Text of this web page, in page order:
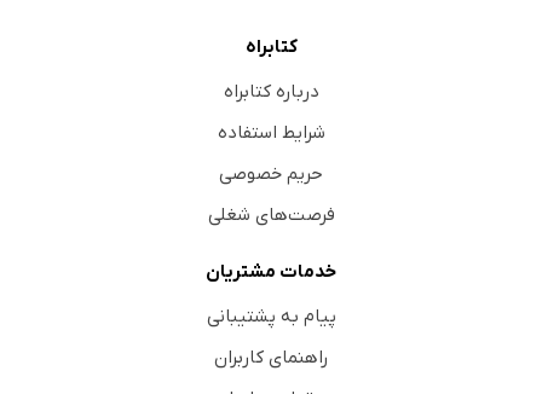
کتابراه
درباره کتابراه
شرایط استفاده
حریم خصوصی
فرصت‌های شغلی
خدمات مشتریان
پیام به پشتیبانی
راهنمای کاربران